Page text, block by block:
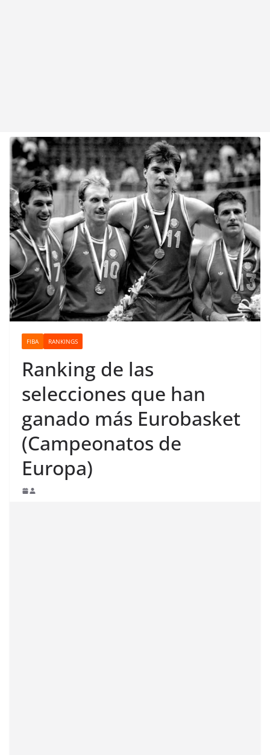
FIBA RANKINGS
Ranking de las
selecciones que han
ganado más Eurobasket
(Campeonatos de
Europa)